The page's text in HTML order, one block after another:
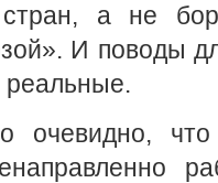
а не
И поводы
очевидно, что